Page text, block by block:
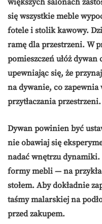
się wszystkie meble
fotele i stolik kawowy.
ramę dla przestrzeni. W
pomieszczeń ułóż dywan
upewniając się, że
na dywanie, co zapewnia
przytłaczania przestrzeni.
Dywan powinien być
nie obawiaj się
nadać wnętrzu dynamiki.
formy mebli — na
stołem. Aby dokładnie
taśmy malarskiej na
przed zakupem.